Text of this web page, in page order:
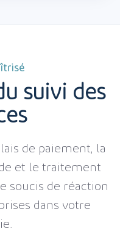
suivi des
de paiement, la
et le traitement
soucis de réaction
dans votre